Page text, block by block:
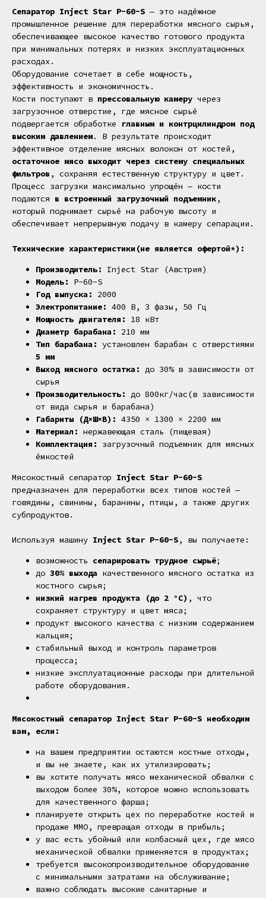
Сепаратор Inject Star P-60-S — это надёжное
промышленное решение для переработки мясного сырья,
обеспечивающее высокое качество готового продукта
при минимальных потерях и низких эксплуатационных
расходах.
Оборудование сочетает в себе мощность,
эффективность и экономичность.
Кости поступают в прессовальную камеру через
загрузочное отверстие, где мясное сырьё
подвергается обработке
главным и контрцилиндром под
высоким давлением. В результате происходит
эффективное отделение мясных волокон от костей,
остаточное мясо выходит через систему специальных
фильтров , сохраняя естественную структуру и цвет.
Процесс загрузки максимально упрощён — кости
подаются в встроенный загрузочный подъемник,
который поднимает сырьё на рабочую высоту и
обеспечивает непрерывную подачу в камеру сепарации.
Технические характеристики(не является офертой*):
Производитель:
Inject Star (Австрия)
Модель:
P-60-S
Год выпуска:
2000
Электропитание: 400 В, 3 фазы, 50 Гц
Мощность двигателя:
18 кВт
Диаметр барабана:
210 мм
Тип барабана: установлен барабан с отверстиями
5 мм
Выход мясного остатка: до 30% в зависимости от
сырья
Производительность: до 800кг/час(в зависимости
от вида сырья и барабана)
Габариты (Д×Ш×В): 4350 × 1300 × 2200 мм
Материал: нержавеющая сталь (пищевая)
Комплектация:
загрузочный подъемник для мясных
ёмкостей
Мясокостный сепаратор Inject Star P-60-S
предназначен для переработки всех типов костей —
говядины, свинины, баранины, птицы, а также других
субпродуктов.
Используя машину Inject Star P-60-S, вы получаете:
возможность сепарировать трудное сырьё;
до 30% выхода качественного мясного остатка из
костного сырья;
низкий нагрев продукта (до 2 °C) , что
сохраняет структуру и цвет мяса;
продукт высокого качества с низким содержанием
кальция;
стабильный выход и контроль параметров
процесса;
низкие эксплуатационные расходы при длительной
работе оборудования.
Мясокостный сепаратор Inject Star P-60-S необходим
вам, если:
на вашем предприятии остаются костные отходы,
и вы не знаете, как их утилизировать;
вы хотите получать мясо механической обвалки с
выходом более 30%, которое можно использовать
для качественного фарша;
планируете открыть цех по переработке костей и
продаже ММО, превращая отходы в прибыль;
у вас есть убойный или колбасный цех, где мясо
механической обвалки применяется в продуктах;
требуется высокопроизводительное оборудование
с минимальными затратами на обслуживание;
важно соблюдать высокие санитарные и